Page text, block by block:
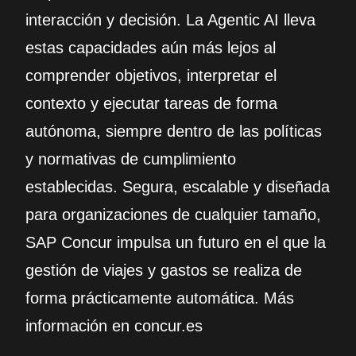
interacción y decisión. La Agentic AI lleva
estas capacidades aún más lejos al
comprender objetivos, interpretar el
contexto y ejecutar tareas de forma
autónoma, siempre dentro de las políticas
y normativas de cumplimiento
establecidas. Segura, escalable y diseñada
para organizaciones de cualquier tamaño,
SAP Concur impulsa un futuro en el que la
gestión de viajes y gastos se realiza de
forma prácticamente automática. Más
información en concur.es